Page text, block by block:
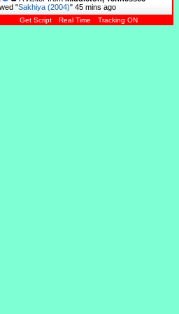
"Sakhiya (2004)" 45 mins ago
Get Script Real Time Tracking ON